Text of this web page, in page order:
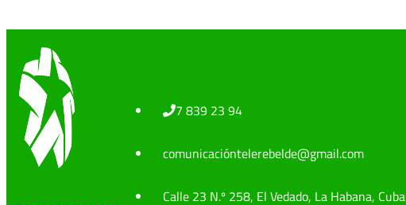
7 839 23 94
comunicacióntelerebelde@gmail.com
Calle 23 N.º 258, El Vedado, La Habana, Cuba